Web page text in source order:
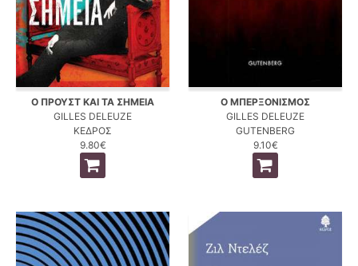
Ο ΠΡΟΥΣΤ ΚΑΙ ΤΑ ΣΗΜΕΙΑ
GILLES DELEUZE
ΚΕΔΡΟΣ
9.80€
Ο ΜΠΕΡΞΟΝΙΣΜΟΣ
GILLES DELEUZE
GUTENBERG
9.10€